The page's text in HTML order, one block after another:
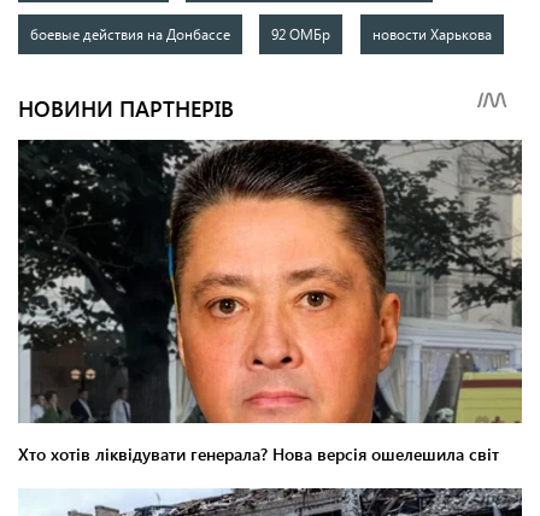
боевые действия на Донбассе 92 ОМБр новости Харькова